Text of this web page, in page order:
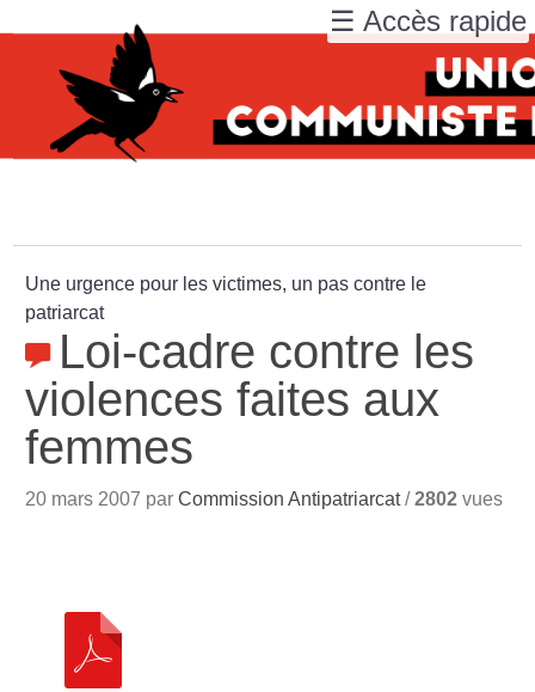
Une urgence pour les victimes, un pas contre le
patriarcat
Loi-cadre contre les
violences faites aux
femmes
20 mars 2007 parCommission Antipatriarcat/2802 vues
☰ Accès rapide